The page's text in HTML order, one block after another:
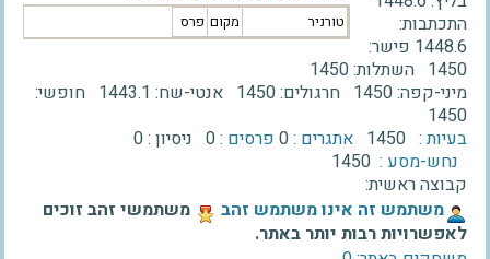
טורניר מקום פרס
התכתבות:
1448.6 פישר:
1450 השתלות:1450
מיני-קפה:1450 חרגולים:1450 אנטי-שח: 1443.1 חופשי:
1450
בעיות : 1450 אתגרים :0 פרסים :0 ניסיון :0
נחש-מסע : 1450
קבוצה ראשית:
‫משתמש זה אינו משתמש זהב‬
משתמשי זהב זוכים
לאפשרויות רבות יותר באתר.